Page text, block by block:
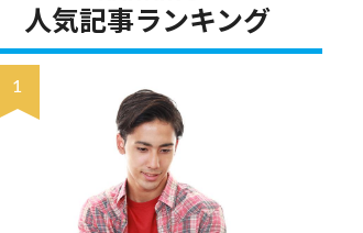
人気記事ランキング